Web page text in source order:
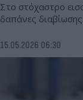
Στο στόχαστρο
δαπάνες διαβίωσης.
15.05.2026 06:30